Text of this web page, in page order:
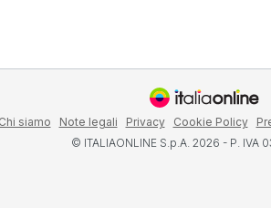
Chi siamo Note legali Privacy Cookie Policy
© ITALIAONLINE S.p.A. 2026 - P. IVA